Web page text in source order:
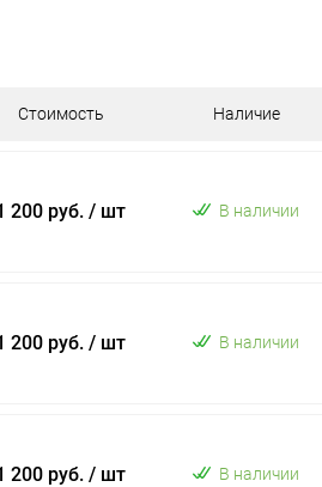
Стоимость Наличие
200 руб. / шт В наличии
200 руб. / шт В наличии
200 руб. / шт В наличии